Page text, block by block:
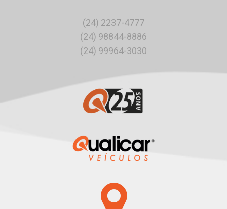
(24) 2237-4777
(24) 98844-8886
(24) 99964-3030